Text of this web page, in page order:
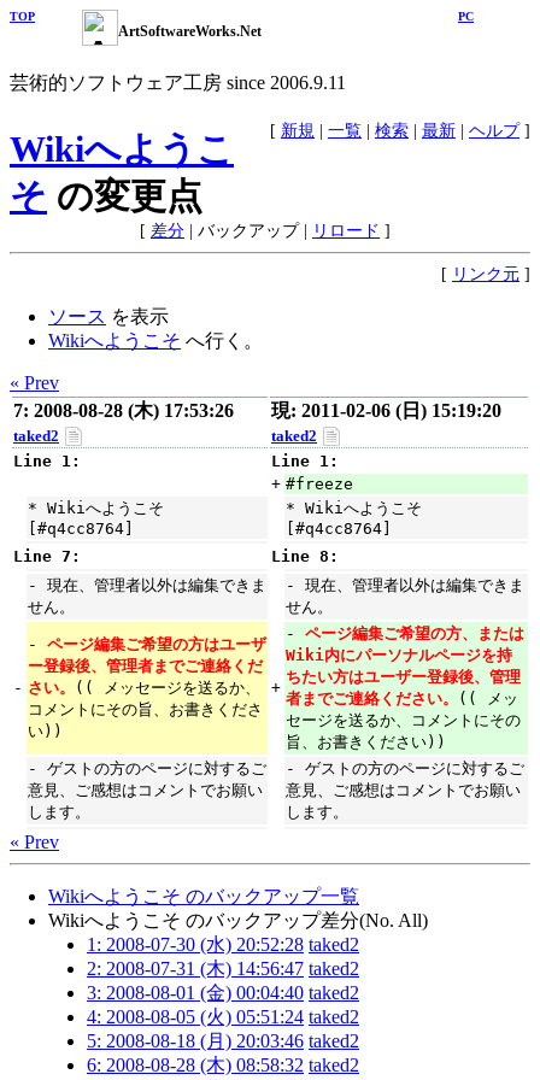
TOP PC
ArtSoftwareWorks.Net
芸術的ソフトウェア工房 since 2006.9.11
[ 新規 | 一覧 | 検索 | 最新 | ヘルプ]
Wikiへようこ
そ の変更点
[ 差分 | バックアップ| リロード ]
[ リンク元 ]
ソース を表示
Wikiへようこそ へ行く。
« Prev
7: 2008-08-28 (木) 17:53:26
taked2
現: 2011-02-06 (日) 15:19:20
taked2
Line 1:
Line 1:
+ #freeze
* Wikiへようこそ
[#q4cc8764]
* Wikiへようこそ
[#q4cc8764]
Line 7:
Line 8:
- 現在、管理者以外は編集できま
せん。
- 現在、管理者以外は編集できま
せん。
-
- ページ編集ご希望の方はユーザ
ー登録後、管理者までご連絡くだ
さい。
(( メッセージを送るか、
コメントにその旨、お書きくださ
い))
+
- ページ編集ご希望の方、または
Wiki内にパーソナルページを持
ちたい方はユーザー登録後、管理
者までご連絡ください。
(( メッ
セージを送るか、コメントにその
旨、お書きください))
- ゲストの方のページに対するご
意見、ご感想はコメントでお願い
します。
- ゲストの方のページに対するご
意見、ご感想はコメントでお願い
します。
« Prev
Wikiへようこそ のバックアップ一覧
Wikiへようこそ のバックアップ差分(No. All)
1: 2008-07-30 (水) 20:52:28 taked2
2: 2008-07-31 (木) 14:56:47 taked2
3: 2008-08-01 (金) 00:04:40 taked2
4: 2008-08-05 (火) 05:51:24 taked2
5: 2008-08-18 (月) 20:03:46 taked2
6: 2008-08-28 (木) 08:58:32 taked2